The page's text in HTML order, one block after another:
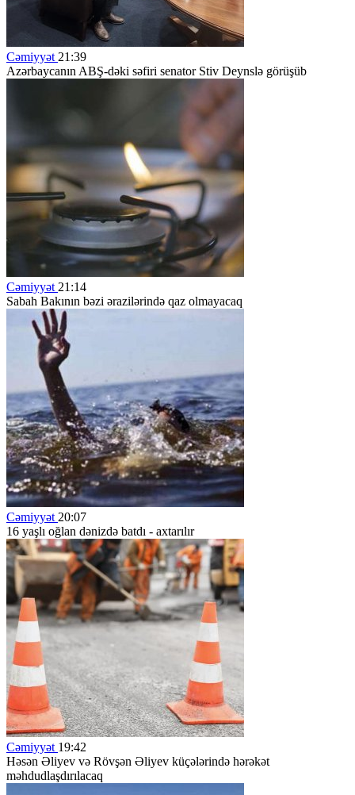
Cəmiyyət 21:39
Azərbaycanın ABŞ-dəki səfiri senator Stiv Deynslə görüşüb
Cəmiyyət 21:14
Sabah Bakının bəzi ərazilərində qaz olmayacaq
Cəmiyyət 20:07
16 yaşlı oğlan dənizdə batdı - axtarılır
Cəmiyyət 19:42
Həsən Əliyev və Rövşən Əliyev küçələrində hərəkət
məhdudlaşdırılacaq